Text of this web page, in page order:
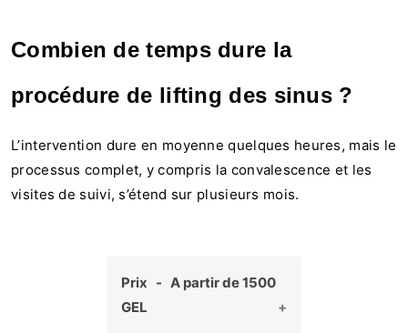
Combien de temps dure la
procédure de lifting des sinus ?
L’intervention dure en moyenne quelques heures, mais le
processus complet, y compris la convalescence et les
visites de suivi, s’étend sur plusieurs mois.
Prix - A partir de 1500
GEL